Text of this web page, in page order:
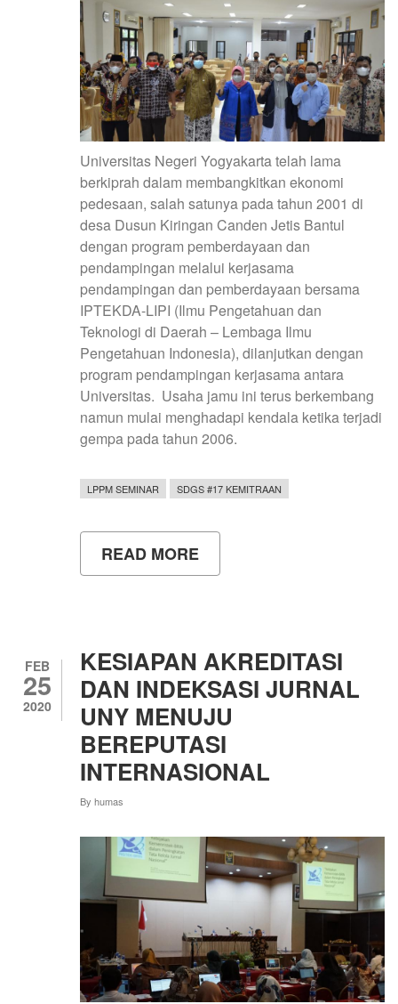
Universitas Negeri Yogyakarta telah lama
berkiprah dalam membangkitkan ekonomi
pedesaan, salah satunya pada tahun 2001 di
desa Dusun Kiringan Canden Jetis Bantul
dengan program pemberdayaan dan
pendampingan melalui kerjasama
pendampingan dan pemberdayaan bersama
IPTEKDA-LIPI (Ilmu Pengetahuan dan
Teknologi di Daerah – Lembaga Ilmu
Pengetahuan Indonesia), dilanjutkan dengan
program pendampingan kerjasama antara
Universitas. Usaha jamu ini terus berkembang
namun mulai menghadapi kendala ketika terjadi
gempa pada tahun 2006.
LPPM SEMINAR SDGS #17 KEMITRAAN
READ MORE
UNY
DESA
FEB
25
2020
KESIAPAN AKREDITASI
DAN INDEKSASI JURNAL
UNY MENUJU
BEREPUTASI
INTERNASIONAL
By humas